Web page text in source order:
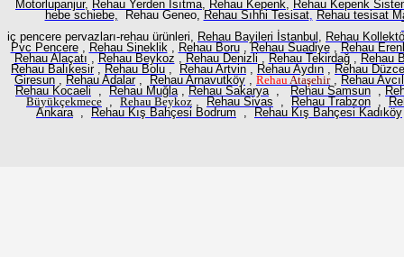
Motorlupanjur, Rehau Yerden Isıtma, Rehau Kepenk, Rehau Kepenk
hebe schiebe,
Rehau Geneo, Rehau Sıhhi Tesisat, Rehau tesisat
iç pencere pervazları-rehau ürünleri, Rehau Bayileri İstanbul , Rehau
Pvc Pencere, Rehau Sineklik, Rehau Boru,Rehau Suadiye, Rehau
Rehau Alaçatı , Rehau Beykoz , Rehau Denizli , Rehau Tekirdağ, Rehau
Rehau Balıkesir, Rehau Bolu , Rehau Artvin , Rehau Aydın , Rehau Düzce
Giresun , Rehau Adalar, Rehau Arnavutköy , Rehau Ataşehir, Rehau
Rehau Kocaeli , Rehau Muğla, Rehau Sakarya , Rehau Samsun ,
Büyükçekmece , Rehau Beykoz , Rehau Sivas , Rehau Trabzon ,
Ankara, Rehau Kış Bahçesi Bodrum , Rehau Kış Bahçesi Kadıköy